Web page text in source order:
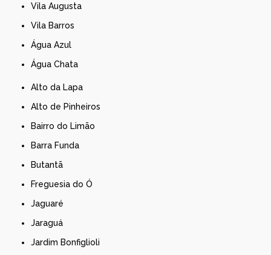
Vila Augusta
Vila Barros
Água Azul
Água Chata
Alto da Lapa
Alto de Pinheiros
Bairro do Limão
Barra Funda
Butantã
Freguesia do Ó
Jaguaré
Jaraguá
Jardim Bonfiglioli